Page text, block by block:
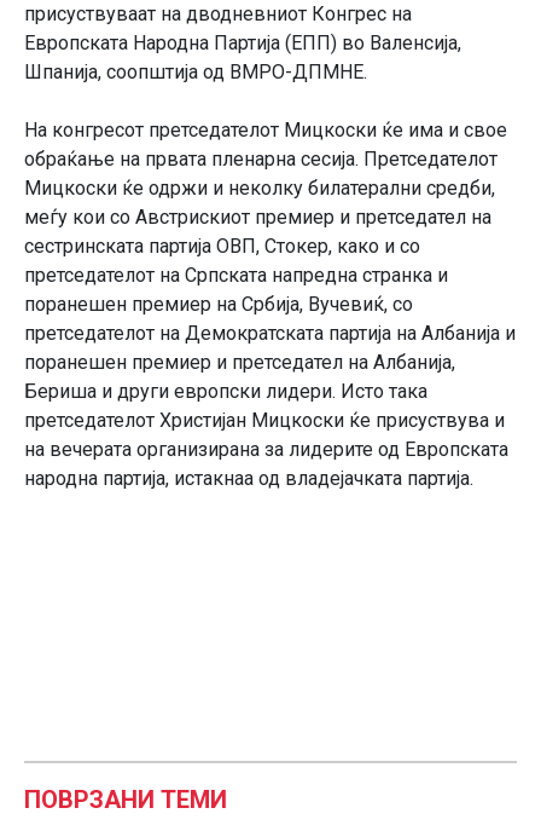
присуствуваат на дводневниот Конгрес на
Eвропската Народна Партија (ЕПП) во Валенсија,
Шпанија, соопштија од ВМРО-ДПМНЕ.
На конгресот претседателот Мицкоски ќе има и свое
обраќање на првата пленарна сесија. Претседателот
Мицкоски ќе одржи и неколку билатерални средби,
меѓу кои со Австрискиот премиер и претседател на
сестринската партија ОВП, Стокер, како и со
претседателот на Српската напредна странка и
поранешен премиер на Србија, Вучевиќ, со
претседателот на Демократската партија на Албанија и
поранешен премиер и претседател на Албанија,
Бериша и други европски лидери. Исто така
претседателот Христијан Мицкоски ќе присуствува и
на вечерата организирана за лидерите од Европската
народна партија, истакнаа од владејачката партија.
ПОВРЗАНИ ТЕМИ